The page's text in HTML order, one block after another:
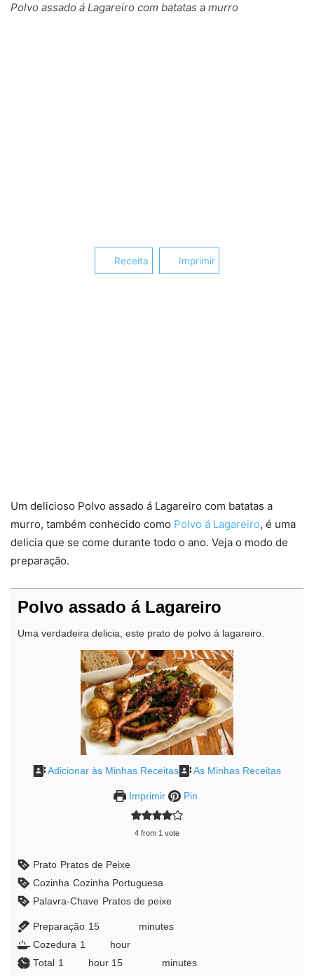
Polvo assado á Lagareiro com batatas a murro
Receita Imprimir
Um delicioso Polvo assado á Lagareiro com batatas a
murro, também conhecido como Polvo á Lagareiro, é uma
delicia que se come durante todo o ano. Veja o modo de
preparação.
Polvo assado á Lagareiro
Uma verdadeira delicia, este prato de polvo á lagareiro.
Adicionar às Minhas Receitas As Minhas Receitas
Imprimir Pin
4 from 1 vote
Prato Pratos de Peixe
Cozinha Cozinha Portuguesa
Palavra-Chave Pratos de peixe
Preparação 15minutes
minutes
Cozedura 1hour
hour
Total 1hour hour 15minutes minutes